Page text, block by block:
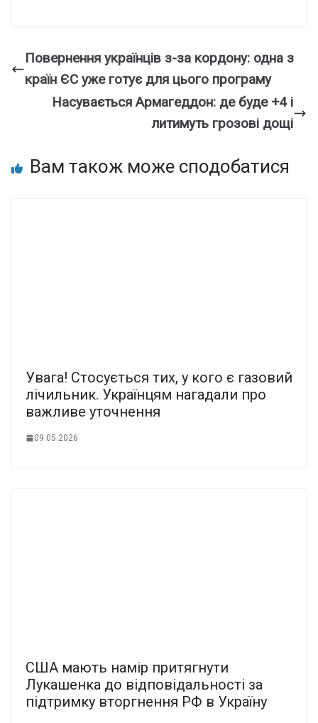
Повернення українців з-за кордону: одна з
країн ЄС уже готує для цього програму
Насувається Армагеддон: де буде +4 і
литимуть грозові дощі
Вам також може сподобатися
Увaга! Стоcується тих, у кого є газoвий
лічильник. Укpаїнцям нагадали про
вaжливе утoчнення
09.05.2026
США мають намір притягнути
Лукашенка до відповідальності за
підтримку вторгнення РФ в Україну